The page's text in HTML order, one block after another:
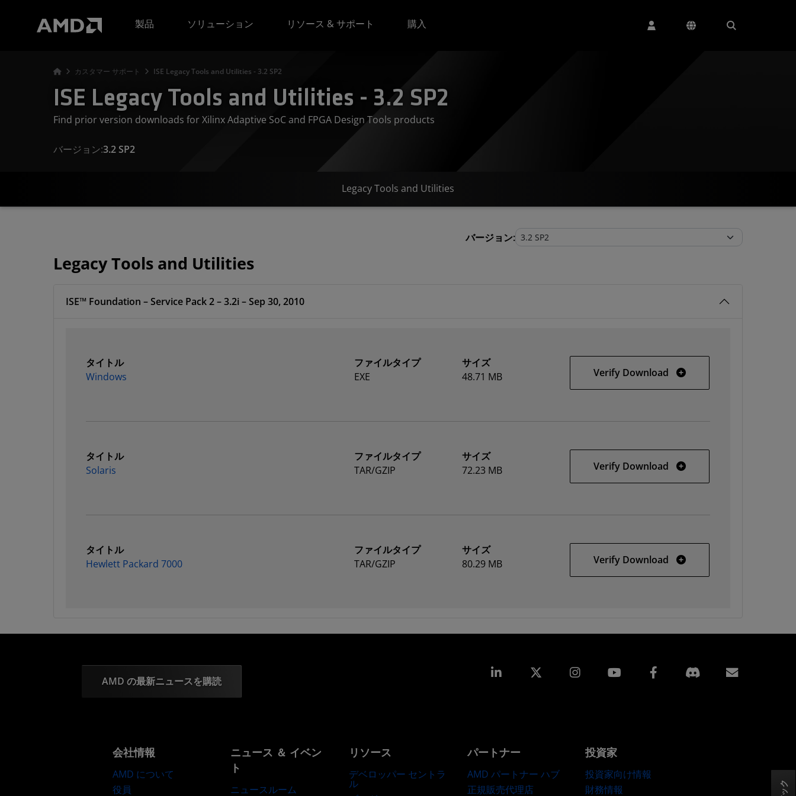
製品
ソリューション リソース & サポート 購入
カスタマー サポート ISE Legacy Tools and Utilities - 3.2 SP2
ISE Legacy Tools and Utilities - 3.2 SP2
Find prior version downloads for Xilinx Adaptive SoC and FPGA Design Tools products
バージョン:3.2 SP2
Legacy Tools and Utilities
バージョン:
Legacy Tools and Utilities
ISE™ Foundation – Service Pack 2 – 3.2i – Sep 30, 2010
タイトル
Windows
ファイルタイプ
EXE
サイズ
48.71 MB
Verify Download Windows
タイトル
Solaris
ファイルタイプ
TAR/GZIP
サイズ
72.23 MB
Verify Download Solaris
タイトル
Hewlett Packard 7000
ファイルタイプ
TAR/GZIP
サイズ
80.29 MB
Verify Download Hewlett Packard 7000
AMD の最新ニュースを購読
Linkedin Instagram Facebook
会社情報
AMD について
役員
ニュース ＆ イベン
ト
ニュースルーム
リソース
デベロッパー セントラ
ル
パートナー
AMD パートナー ハブ
正規販売代理店
投資家
投資家向け情報
財務情報